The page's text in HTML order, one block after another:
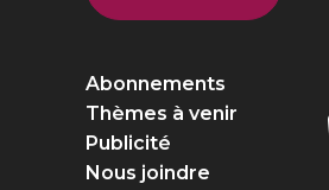
Abonnements
Thèmes à venir
Publicité
Nous joindre